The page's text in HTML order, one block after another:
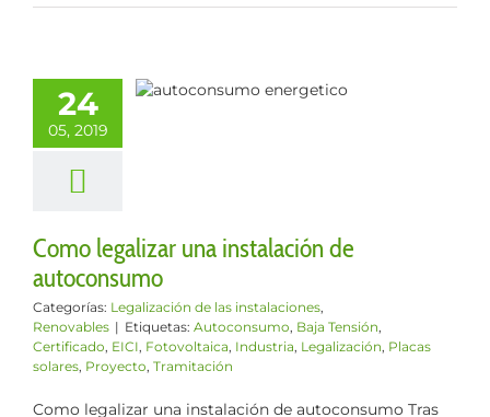
24
05, 2019
de
Renovables
Como legalizar una instalación de
autoconsumo
Categorías: Legalización de las instalaciones,
Renovables | Etiquetas: Autoconsumo, Baja Tensión,
Certificado, EICI, Fotovoltaica, Industria, Legalización, Placas
solares, Proyecto, Tramitación
Como legalizar una instalación de autoconsumo Tras